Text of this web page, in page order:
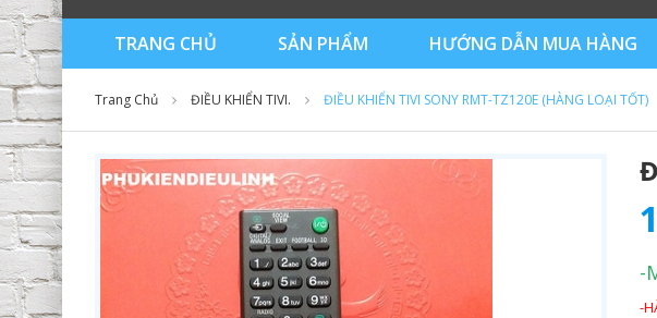
TRANG CHỦ SẢN PHẨM HƯỚNG DẪN MUA HÀNG
Trang Chủ ĐIỀU KHIỂN TIVI. ĐIỀU KHIỂN TIVI SONY RMT-TZ120E (HÀNG LOẠI TỐT)
-
-